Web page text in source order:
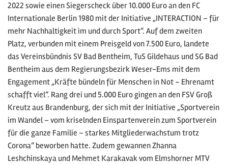
2022 sowie einen Siegerscheck über 10.000 Euro an den FC
Internationale Berlin 1980 mit der Initiative „INTERACTION – für
mehr Nachhaltigkeit im und durch Sport“. Auf dem zweiten
Platz, verbunden mit einem Preisgeld von 7.500 Euro, landete
das Vereinsbündnis SV Bad Bentheim, TuS Gildehaus und SG Bad
Bentheim aus dem Regierungsbezirk Weser-Ems mit dem
Engagement „Kräfte bündeln für Menschen in Not – Ehrenamt
schafft viel“. Rang drei und 5.000 Euro gingen an den FSV Groß
Kreutz aus Brandenburg, der sich mit der Initiative „Sportverein
im Wandel – vom kriselnden Einspartenverein zum Sportverein
für die ganze Familie – starkes Mitgliederwachstum trotz
Corona“ beworben hatte. Zudem gewannen Zhanna
Leshchinskaya und Mehmet Karakavak vom Elmshorner MTV